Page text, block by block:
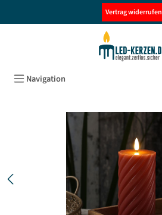
Vertrag widerrufen
Navigation
Bildergalerie überspringen